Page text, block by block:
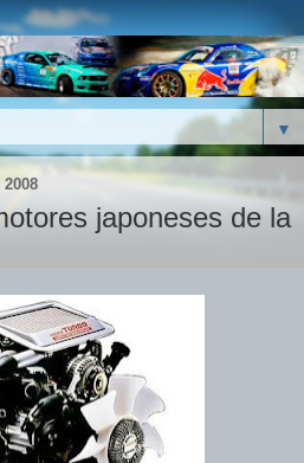
▼
2008
japoneses de la